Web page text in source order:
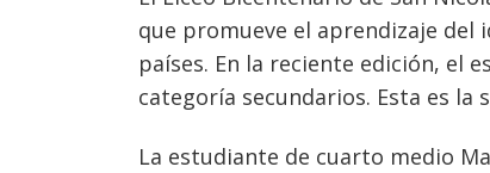
que promueve el aprendizaje
países. En la reciente edición, el
categoría secundarios. Esta es la
La estudiante de cuarto medio